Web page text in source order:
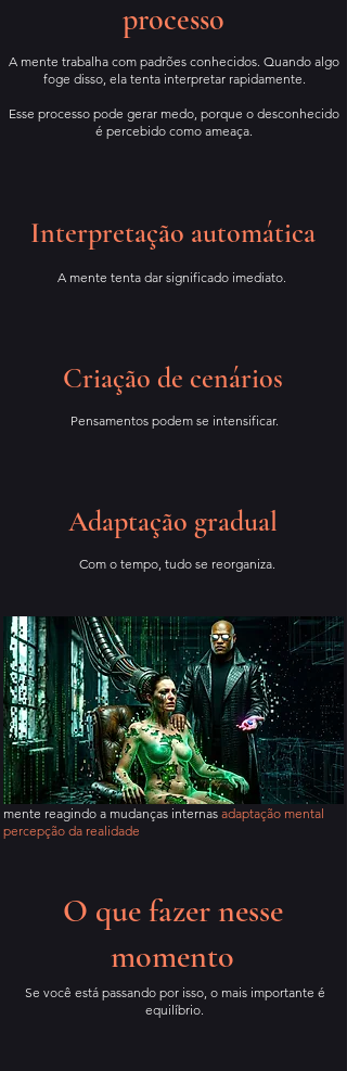
processo
A mente trabalha com padrões conhecidos. Quando algo
foge disso, ela tenta interpretar rapidamente.
Esse processo pode gerar medo, porque o desconhecido
é percebido como ameaça.
Interpretação automática
A mente tenta dar significado imediato.
Criação de cenários
Pensamentos podem se intensificar.
Adaptação gradual
Com o tempo, tudo se reorganiza.
mente reagindo a mudanças internas adaptação mental
percepção da realidade
O que fazer nesse
momento
Se você está passando por isso, o mais importante é
equilíbrio.